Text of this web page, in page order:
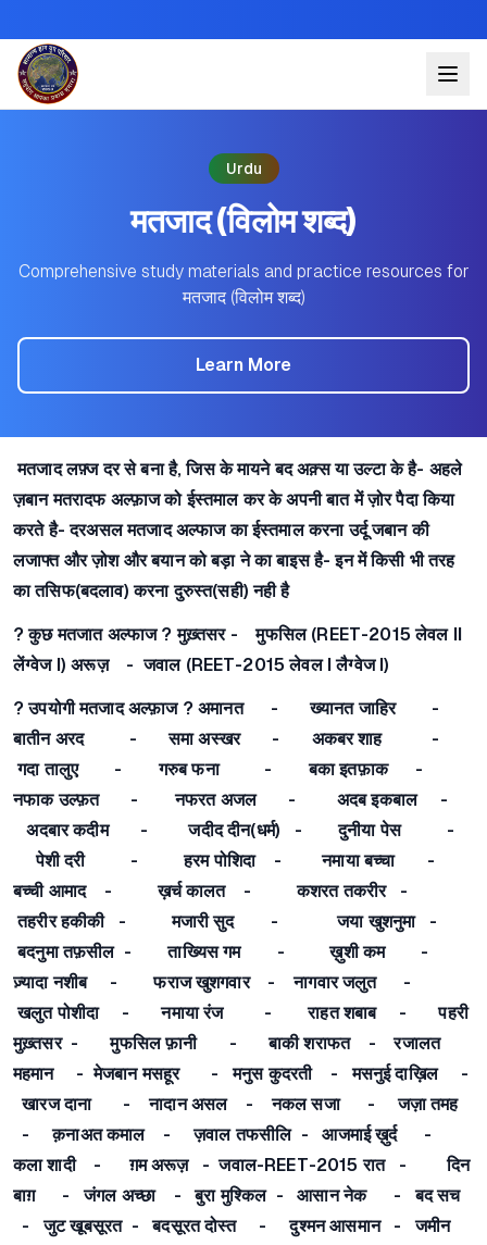
Urdu
मतजाद (विलोम शब्द)
Comprehensive study materials and practice resources for
मतजाद (विलोम शब्द)
Learn More
मतजाद लफ़्ज दर से बना है, जिस के मायने बद अक़्स या उल्टा के है- अहले
ज़बान मतरादफ अल्फ़ाज को ईस्तमाल कर के अपनी बात में ज़ोर पैदा किया
करते है- दरअसल मतजाद अल्फाज का ईस्तमाल करना उर्दू जबान की
लजाफ्त और ज़ोश और बयान को बड़ा ने का बाइस है- इन में किसी भी तरह
का तसिफ(बदलाव) करना दुरुस्त(सही) नही है
? कुछ मतजात अल्फाज ? मुख़्तसर - मुफसिल (REET-2015 लेवल II
लेंग्वेज I) अरूज़ - जवाल (REET-2015 लेवल I लैग्वेज I)
? उपयोगी मतजाद अल्फ़ाज ? अमानत - ख्यानत जाहिर -
बातीन अरद - समा अस्खर - अकबर शाह -
गदा तालुए - गरुब फना - बका इतफ़ाक -
नफाक उल्फ़त - नफरत अजल - अदब इकबाल -
अदबार कदीम - जदीद दीन(धर्म) - दुनीया पेस -
पेशी दरी - हरम पोशिदा - नमाया बच्चा -
बच्ची आमाद - ख़र्च कालत - कशरत तकरीर -
तहरीर हकीकी - मजारी सुद - जया खुशनुमा -
बदनुमा तफ़सील - ताख्यिस गम - ख़ुशी कम -
ज़्यादा नशीब - फराज खुशगवार - नागवार जलुत -
खलुत पोशीदा - नमाया रंज - राहत शबाब - पहरी
मुख़्तसर - मुफसिल फ़ानी - बाकी शराफत - रजालत
महमान - मेजबान मसहूर - मनुस कुदरती - मसनुई दाख़िल -
खारज दाना - नादान असल - नकल सजा - जज़ा तमह
- क़नाअत कमाल - ज़वाल तफसीलि - आजमाई ख़ुर्द -
कला शादी - ग़म अरूज़ - जवाल-REET-2015 रात - दिन
बाग़ - जंगल अच्छा - बुरा मुश्किल - आसान नेक - बद सच
- जुट खूबसूरत - बदसूरत दोस्त - दुश्मन आसमान - जमीन